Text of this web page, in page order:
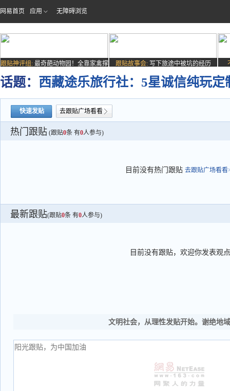
网易首页 应用 无障碍浏览
跟贴神评组: 最奇葩动物园！全靠家禽撑
场子
跟贴故事会: 写下旅途中被坑的经历
话题： 西藏途乐旅行社：5星诚信纯玩
快速发贴 去跟贴广场看看
热门跟贴 (跟贴0条 有0人参与)
目前没有热门跟贴 去跟贴广场看看
最新跟贴(跟贴0条 有0人参与)
目前没有跟贴，欢迎你发表观点
文明社会，从理性发贴开始。谢绝地